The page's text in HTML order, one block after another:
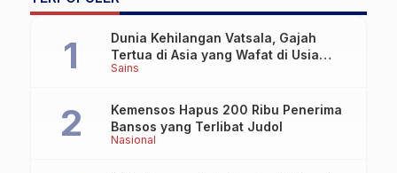
Sains
Dunia Kehilangan Vatsala, Gajah
Tertua di Asia yang Wafat di Usia
Lebih dari 100 Tahun
Nasional
Kemensos Hapus 200 Ribu Penerima
Bansos yang Terlibat Judol